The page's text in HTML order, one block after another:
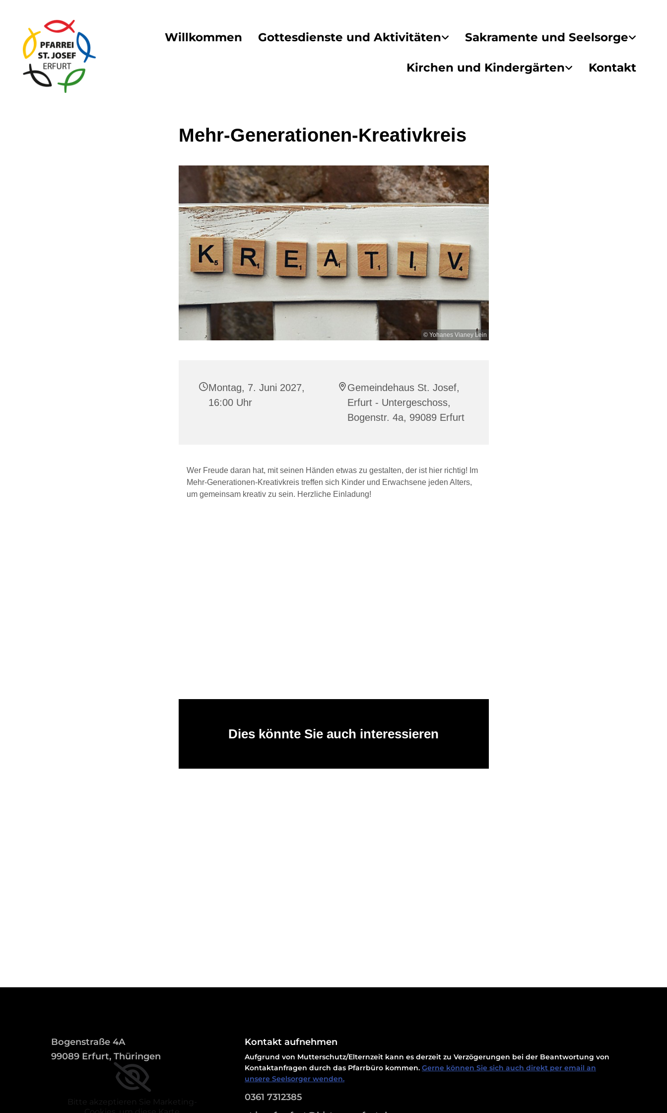
Willkommen Gottesdienste und Aktivitäten Sakramente und Seelsorge
Kirchen und Kindergärten Kontakt
Mehr-Generationen-Kreativkreis
© Yohanes Vianey Lein
Montag, 7. Juni 2027,
16:00 Uhr
Gemeindehaus St. Josef,
Erfurt - Untergeschoss,
Bogenstr. 4a, 99089 Erfurt
Wer Freude daran hat, mit seinen Händen etwas zu gestalten, der ist hier richtig! Im
Mehr-Generationen-Kreativkreis treffen sich Kinder und Erwachsene jeden Alters,
um gemeinsam kreativ zu sein. Herzliche Einladung!
Dies könnte Sie auch interessieren
Bogenstraße 4A
99089 Erfurt, Thüringen
Bitte akzeptieren Sie Marketing-
Kontakt aufnehmen
Aufgrund von Mutterschutz/Elternzeit kann es derzeit zu Verzögerungen bei der Beantwortung von
Kontaktanfragen durch das Pfarrbüro kommen. Gerne können Sie sich auch direkt per email an
unsere Seelsorger wenden.
0361 7312385